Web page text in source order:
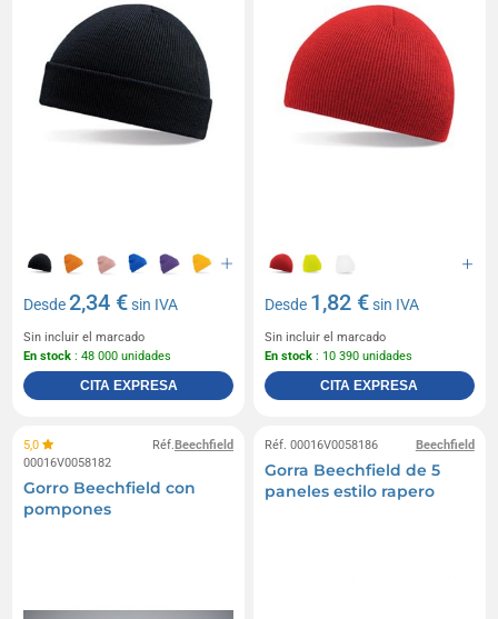
Desde2,34 €sin IVA
Sin incluir el marcado
En stock : 48 000 unidades
CITA EXPRESA
Desde 1,82 €sin IVA
Sin incluir el marcado
En stock : 10 390 unidades
CITA EXPRESA
Beechfield
5,0
Réf.
00016V0058182
Gorro Beechfield con
pompones
Beechfield
Réf. 00016V0058186
Gorra Beechfield de 5
paneles estilo rapero